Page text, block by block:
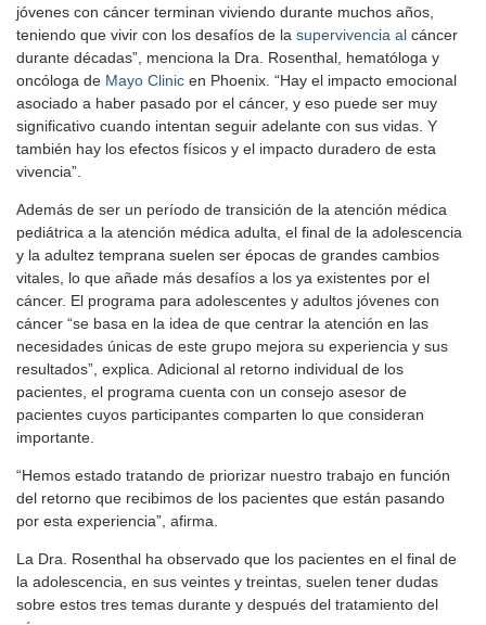
jóvenes con cáncer terminan viviendo durante muchos años,
teniendo que vivir con los desafíos de la supervivencia al cáncer
durante décadas”, menciona la Dra. Rosenthal, hematóloga y
oncóloga de Mayo Clinic en Phoenix. “Hay el impacto emocional
asociado a haber pasado por el cáncer, y eso puede ser muy
significativo cuando intentan seguir adelante con sus vidas. Y
también hay los efectos físicos y el impacto duradero de esta
vivencia”.
Además de ser un período de transición de la atención médica
pediátrica a la atención médica adulta, el final de la adolescencia
y la adultez temprana suelen ser épocas de grandes cambios
vitales, lo que añade más desafíos a los ya existentes por el
cáncer. El programa para adolescentes y adultos jóvenes con
cáncer “se basa en la idea de que centrar la atención en las
necesidades únicas de este grupo mejora su experiencia y sus
resultados”, explica. Adicional al retorno individual de los
pacientes, el programa cuenta con un consejo asesor de
pacientes cuyos participantes comparten lo que consideran
importante.
“Hemos estado tratando de priorizar nuestro trabajo en función
del retorno que recibimos de los pacientes que están pasando
por esta experiencia”, afirma.
La Dra. Rosenthal ha observado que los pacientes en el final de
la adolescencia, en sus veintes y treintas, suelen tener dudas
sobre estos tres temas durante y después del tratamiento del